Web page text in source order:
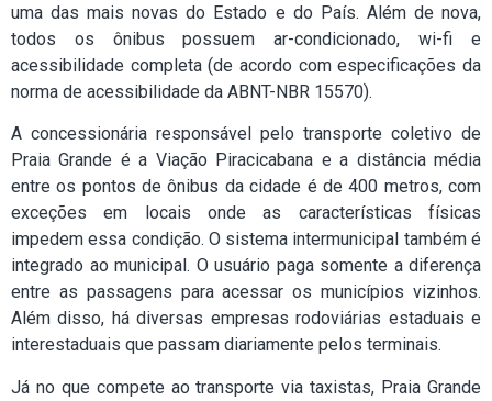
uma das mais novas do Estado e do País. Além de nova,
todos os ônibus possuem ar-condicionado, wi-fi e
acessibilidade completa (de acordo com especificações da
norma de acessibilidade da ABNT-NBR 15570).
A concessionária responsável pelo transporte coletivo de
Praia Grande é a Viação Piracicabana e a distância média
entre os pontos de ônibus da cidade é de 400 metros, com
exceções em locais onde as características físicas
impedem essa condição. O sistema intermunicipal também é
integrado ao municipal. O usuário paga somente a diferença
entre as passagens para acessar os municípios vizinhos.
Além disso, há diversas empresas rodoviárias estaduais e
interestaduais que passam diariamente pelos terminais.
Já no que compete ao transporte via taxistas, Praia Grande